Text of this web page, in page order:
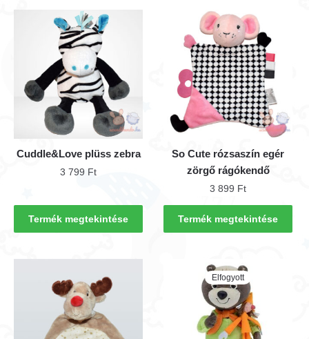
Cuddle&Love plüss zebra
3 799 Ft
Termék megtekintése
So Cute rózsaszín egér
zörgő rágókendő
3 899 Ft
Termék megtekintése
Elfogyott